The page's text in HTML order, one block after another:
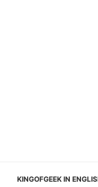
KINGOFGEEK IN